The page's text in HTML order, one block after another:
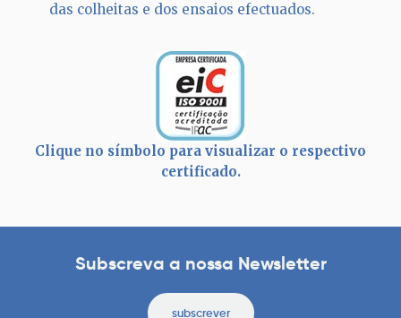
das colheitas e dos ensaios efectuados.
Clique no símbolo para visualizar o respectivo
certificado.
Subscreva a nossa Newsletter
subscrever